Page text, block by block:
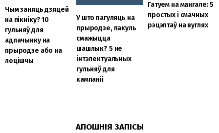
Чым заняць дзяцей
на пікніку? 10
гульняў для
адпачынку на
прыродзе або на
лецішчы
У што пагуляць на
прыродзе, пакуль
смажыцца
шашлык? 5 не
інтэлектуальных
гульняў для
кампаніі
Гатуем на мангале: 5
простых і смачных
рэцэптаў на вуглях
АПОШНІЯ ЗАПІСЫ